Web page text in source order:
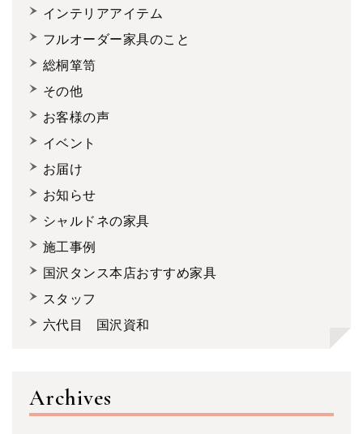
インテリアアイテム
フルオーダー家具のこと
総桐箪笥
その他
お客様の声
イベント
お届け
お知らせ
シャルドネの家具
施工事例
国沢タンス本店おすすめ家具
スタッフ
六代目 国沢資和
Archives